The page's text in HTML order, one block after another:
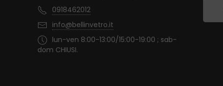
0918462012
info@bellinvetro.it
lun-ven 8:00-13:00/15:00-19:00 ; sab-
dom CHIUSI.